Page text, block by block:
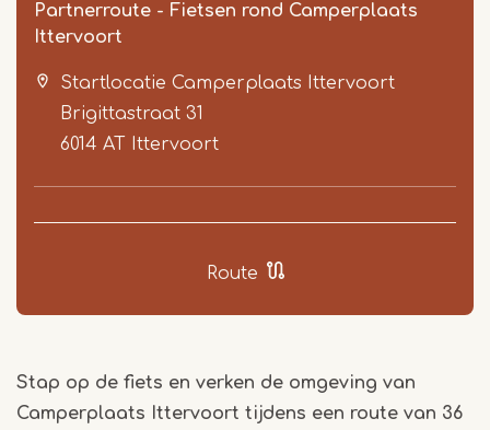
Partnerroute - Fietsen rond Camperplaats
Ittervoort
Startlocatie Camperplaats Ittervoort
Brigittastraat 31
6014 AT
Ittervoort
Route
Stap op de fiets en verken de omgeving van
Camperplaats Ittervoort tijdens een route van 36